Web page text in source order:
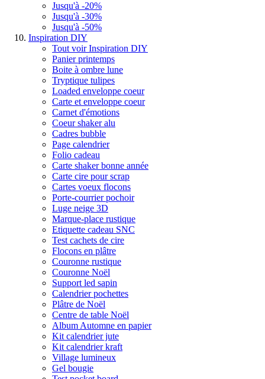
Jusqu'à -20%
Jusqu'à -30%
Jusqu'à -50%
Inspiration DIY
Tout voir Inspiration DIY
Panier printemps
Boite à ombre lune
Tryptique tulipes
Loaded enveloppe coeur
Carte et enveloppe coeur
Carnet d'émotions
Coeur shaker alu
Cadres bubble
Page calendrier
Folio cadeau
Carte shaker bonne année
Carte cire pour scrap
Cartes voeux flocons
Porte-courrier pochoir
Luge neige 3D
Marque-place rustique
Etiquette cadeau SNC
Test cachets de cire
Flocons en plâtre
Couronne rustique
Couronne Noël
Support led sapin
Calendrier pochettes
Plâtre de Noël
Centre de table Noël
Album Automne en papier
Kit calendrier jute
Kit calendrier kraft
Village lumineux
Gel bougie